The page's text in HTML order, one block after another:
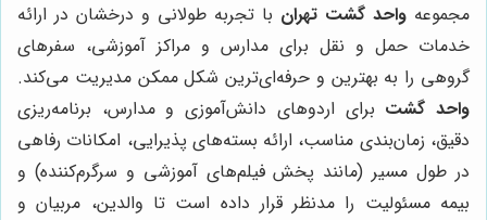
مجموعه واحد گشت تهران با تجربه طولانی و درخشان در ارائه
خدمات حمل و نقل برای مدارس و مراکز آموزشی، سفرهای
گروهی را به بهترین و حرفه‌ای‌ترین شکل ممکن مدیریت می‌کند.
واحد گشت برای اردوهای دانش‌آموزی و مدارس، برنامه‌ریزی
دقیق، زمان‌بندی مناسب، ارائه بسته‌های پذیرایی، امکانات رفاهی
در طول مسیر (مانند پخش فیلم‌های آموزشی و سرگرم‌کننده) و
بیمه مسئولیت را مدنظر قرار داده است تا والدین، مربیان و